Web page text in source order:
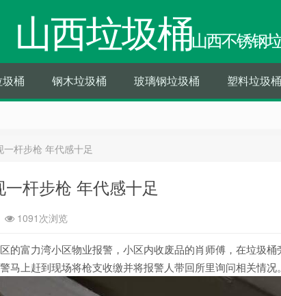
山西垃圾桶山西不锈钢
桶 钢木垃圾桶 玻璃钢垃圾桶 塑料垃圾桶
杆步枪 年代感十足
杆步枪 年代感十足
1091次浏览
的富力湾小区物业报警，小区内收废品的肖师傅，在垃圾桶
马上赶到现场将枪支收缴并将报警人带回所里询问相关情况。